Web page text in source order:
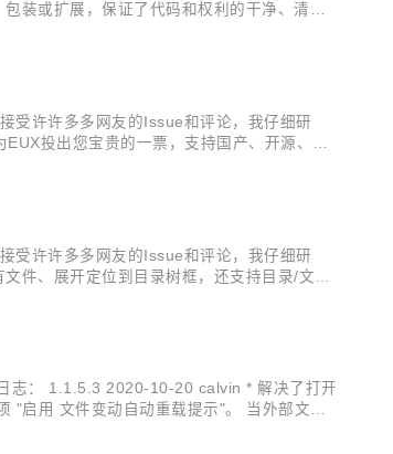
装或扩展，保证了代码和权利的干净、清晰
受许许多多网友的Issue和评论，我仔细研
投出您宝贵的一票，支持国产、开源、免
受许许多多网友的Issue和评论，我仔细研
件、展开定位到目录树框，还支持目录/文件
： 1.1.5.3 2020-10-20 calvin * 解决了打开
"启用 文件变动自动重载提示"。 当外部文件